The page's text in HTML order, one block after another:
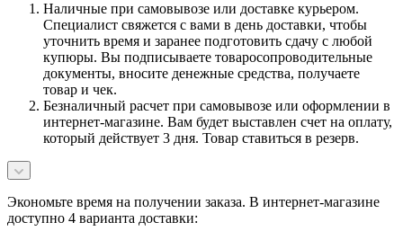
Наличные при самовывозе или доставке курьером.
Специалист свяжется с вами в день доставки, чтобы
уточнить время и заранее подготовить сдачу с любой
купюры. Вы подписываете товаросопроводительные
документы, вносите денежные средства, получаете
товар и чек.
Безналичный расчет при самовывозе или оформлении в
интернет-магазине. Вам будет выставлен счет на оплату,
который действует 3 дня. Товар ставиться в резерв.
Экономьте время на получении заказа. В интернет-магазине
доступно 4 варианта доставки: